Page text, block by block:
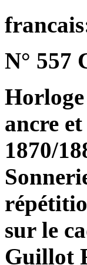
N° 557
Horloge
ancre
1870/
sur le
Guillot